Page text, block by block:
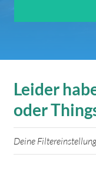
Leider
oder
Deine